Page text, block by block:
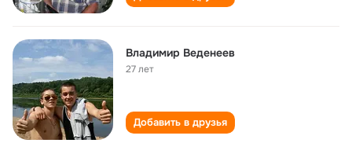
Владимир Веденеев
27 лет
Добавить в друзья